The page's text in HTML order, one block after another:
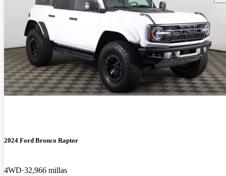
2024 Ford Bronco Raptor
4WD 32,966 millas